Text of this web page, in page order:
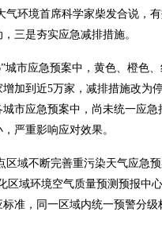
气环境首席科学家柴发合说，
三是夯实应急减排措施。
城市应急预案中，黄色、橙色
加到近5万家，减排措施改
市应急预案中，尚未统一应
严重影响应对效果。
区域不断完善重污染天气应急
区域环境空气质量预测预报
准，同一区域内统一预警分级